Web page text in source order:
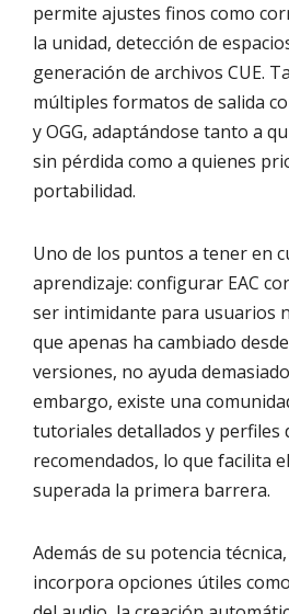
permite ajustes finos como
la unidad, detección de
generación de archivos CUE.
múltiples formatos de salida
y OGG, adaptándose tanto a
sin pérdida como a quienes
portabilidad.
Uno de los puntos a tener en
aprendizaje: configurar EAC
ser intimidante para usuarios
que apenas ha cambiado
versiones, no ayuda
embargo, existe una
tutoriales detallados y perfiles
recomendados, lo que facilita
superada la primera barrera.
Además de su potencia
incorpora opciones útiles